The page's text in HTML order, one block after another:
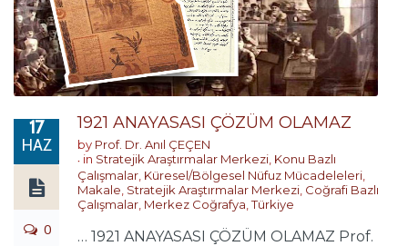
17
HAZ
0
1921 ANAYASASI ÇÖZÜM OLAMAZ
by Prof. Dr. Anıl ÇEÇEN
in Stratejik Araştırmalar Merkezi Konu Bazlı
Çalışmalar Küresel/Bölgesel Nüfuz Mücadeleleri
Makale Stratejik Araştırmalar Merkezi Coğrafi Bazlı
Çalışmalar Merkez Coğrafya ,Türkiye
… 1921 ANAYASASI ÇÖZÜM OLAMAZ Prof.